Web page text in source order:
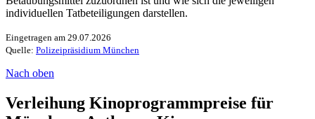
individuellen Tatbeteiligungen darstellen.
Eingetragen am 29.07.2026
Quelle: Polizeipräsidium München
Nach oben
Verleihung Kinoprogrammpreise für